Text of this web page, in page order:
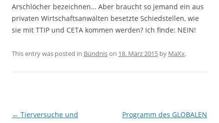
Arschlöcher bezeichnen… Aber braucht so jemand ein aus
privaten Wirtschaftsanwälten besetzte Schiedstellen, wie
sie mit TTIP und CETA kommen werden? Ich finde: NEIN!
This entry was posted in Bündnison 18. März 2015 by MaXx.
Post navigation
← Tierversuche und
Programm des GLOBALEN